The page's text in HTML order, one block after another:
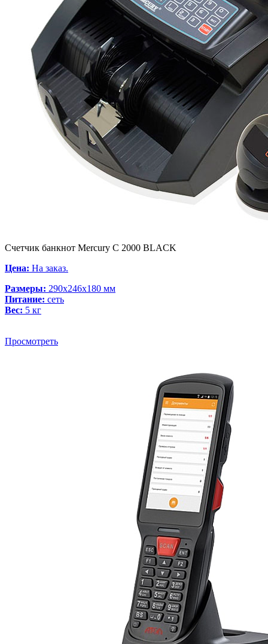
Счетчик банкнот Mercury C 2000 BLACK
Цена: На заказ.
Размеры: 290x246x180 мм
Питание: сеть
Вес: 5 кг
Просмотреть